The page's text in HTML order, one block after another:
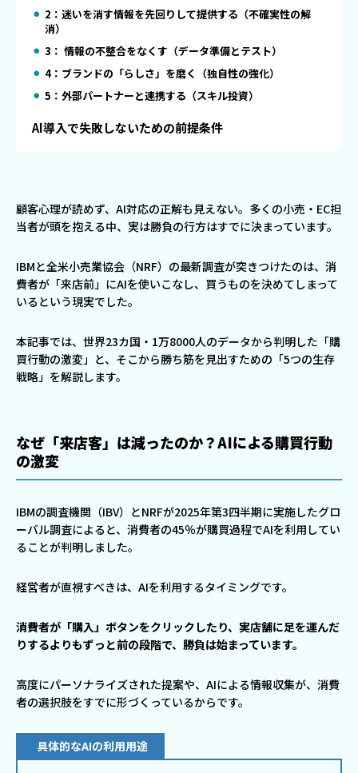
2：迷いを消す情報を先回りして提供する（不確実性の解
消）
3： 情報の不整合をなくす（データ準備とテスト）
4：ブランドの「らしさ」を磨く（独自性の強化）
5：外部パートナーと連携する（スキル投資）
AI導入で失敗しないための前提条件
顧客心理が読めず、AI対応の正解も見えない。多くの小売・EC担
当者が頭を抱える中、実は勝負の行方はすでに決まっています。
IBMと全米小売業協会（NRF）の最新調査が突きつけたのは、消
費者が「来店前」にAIを使いこなし、買うものを決めてしまって
いるという現実でした。
本記事では、世界23カ国・1万8000人のデータから判明した「購
買行動の激変」と、そこから勝ち筋を見出すための「5つの生存
戦略」を解説します。
なぜ「来店客」は減ったのか？AIによる購買行動
の激変
IBMの調査機関（IBV）とNRFが2025年第3四半期に実施したグロ
ーバル調査によると、消費者の45％が購買過程でAIを利用してい
ることが判明しました。
経営者が直視すべきは、AIを利用するタイミングです。
消費者が「購入」ボタンをクリックしたり、実店舗に足を運んだ
りするよりもずっと前の段階で、勝負は始まっています。
高度にパーソナライズされた提案や、AIによる情報収集が、消費
者の選択肢をすでに形づくっているからです。
具体的なAIの利用用途